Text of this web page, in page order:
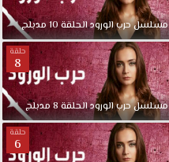
مسلسلحربالورودالحلقة10مدبلج
حلقة
8
مسلسلحربالورودالحلقة8مدبلج
حلقة
6